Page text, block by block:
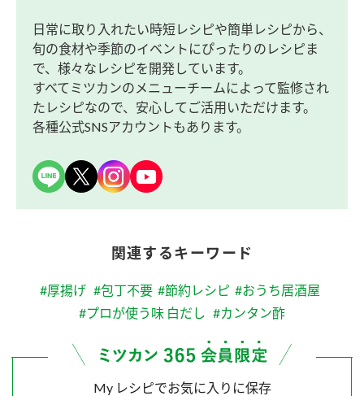
日常に取り入れたい時短レシピや簡単レシピから、
旬の食材や季節のイベントにぴったりのレシピま
で、様々なレシピを開発しています。
すべてミツカンのメニューチームによって監修され
たレシピなので、安心してご活用いただけます。
各種公式SNSアカウントもあります。
関連するキーワード
#厚揚げ #包丁不要 #節約レシピ #おうち居酒屋
#プロが使う味 白だし #カンタン酢
My レシピでお気に入りに保存